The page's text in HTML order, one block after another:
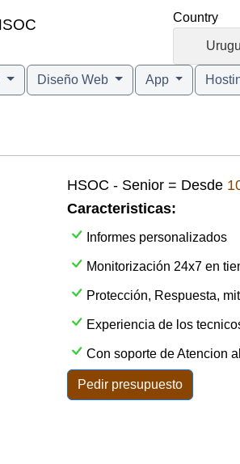
Country
Diseño Web App
HSOC - Senior = Desde
Caracteristicas:
Informes personalizados
Monitorización 24x7 en
Protección, Respuesta,
Experiencia de los
Con soporte de Atencion
Pedir presupuesto